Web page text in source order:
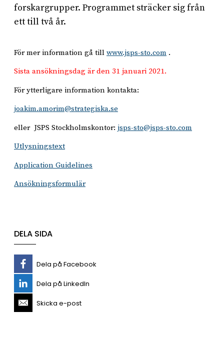
forskargrupper. Programmet sträcker sig från
ett till två år.
För mer information gå till www.jsps-sto.com .
Sista ansökningsdag är den 31 januari 2021.
För ytterligare information kontakta:
joakim.amorim@strategiska.se
eller JSPS Stockholmskontor: jsps-sto@jsps-sto.com
Utlysningstext
Application Guidelines
Ansökningsformulär
DELA SIDA
Dela på Facebook
Dela på LinkedIn
Skicka e-post